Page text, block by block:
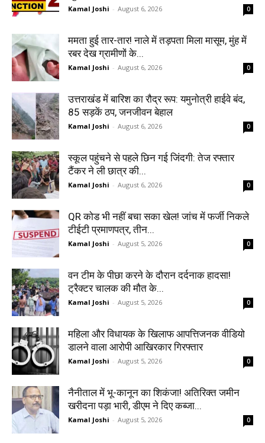
Kamal Joshi - August 6, 2026 0
ममता हुई तार-तार! नाले में तड़पता मिला मासूम, मुंह में
रबर देख ग्रामीणों के...
Kamal Joshi - August 6, 2026 0
उत्तराखंड में बारिश का रौद्र रूप: यमुनोत्री हाईवे बंद,
85 सड़कें ठप, जनजीवन बेहाल
Kamal Joshi - August 6, 2026 0
स्कूल पहुंचने से पहले छिन गई जिंदगी: तेज रफ्तार
टैंकर ने ली छात्र की...
Kamal Joshi - August 6, 2026 0
QR कोड भी नहीं बचा सका खेल! जांच में फर्जी निकले
टीईटी प्रमाणपत्र, तीन...
Kamal Joshi - August 5, 2026 0
वन टीम के पीछा करने के दौरान दर्दनाक हादसा!
ट्रैक्टर चालक की मौत के...
Kamal Joshi - August 5, 2026 0
महिला और विधायक के खिलाफ आपत्तिजनक वीडियो
डालने वाला आरोपी आखिरकार गिरफ्तार
Kamal Joshi - August 5, 2026 0
नैनीताल में भू-कानून का शिकंजा! अतिरिक्त जमीन
खरीदना पड़ा भारी, डीएम ने दिए कब्जा...
Kamal Joshi - August 5, 2026 0